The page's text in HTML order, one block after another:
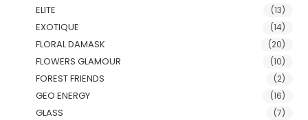
ELITE (13)
EXOTIQUE (14)
FLORAL DAMASK (20)
FLOWERS GLAMOUR (10)
FOREST FRIENDS (2)
GEO ENERGY (16)
GLASS (7)